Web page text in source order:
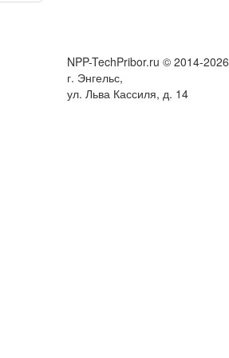
NPP-TechPribor.ru © 2014-2026
г. Энгельс,
ул. Льва Кассиля, д. 14